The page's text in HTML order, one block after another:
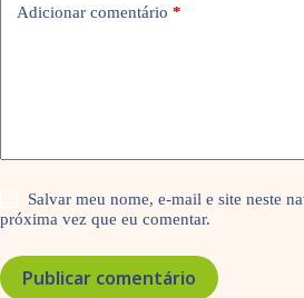
Adicionar comentário *
Salvar meu nome, e-mail e site neste
próxima vez que eu comentar.
Publicar comentário